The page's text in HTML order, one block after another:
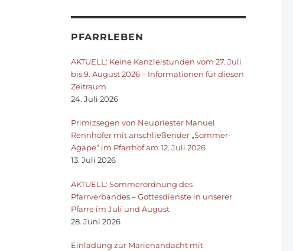
PFARRLEBEN
AKTUELL: Keine Kanzleistunden vom 27. Juli
bis 9. August 2026 – Informationen für diesen
Zeitraum
24. Juli 2026
Primizsegen von Neupriester Manuel
Rennhofer mit anschließender „Sommer-
Agape“ im Pfarrhof am 12. Juli 2026
13. Juli 2026
AKTUELL: Sommerordnung des
Pfarrverbandes – Gottesdienste in unserer
Pfarre im Juli und August
28. Juni 2026
Einladung zur Marienandacht mit